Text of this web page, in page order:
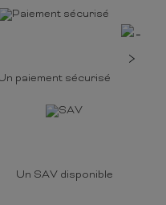
paiement sécurisé
Un SAV disponible